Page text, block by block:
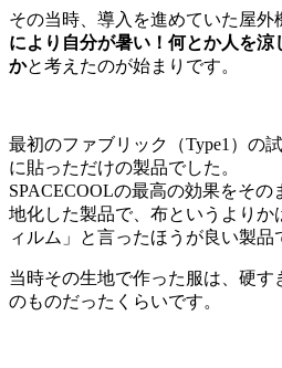
その当時、導入を進めていた屋外
により自分が暑い！何とか人を
かと考えたのが始まりです。
最初のファブリック（Type1）の
に貼っただけの製品でした。
SPACECOOLの最高の効果をそ
地化した製品で、布というよりか
ィルム」と言ったほうが良い製品
当時その生地で作った服は、硬
のものだったくらいです。